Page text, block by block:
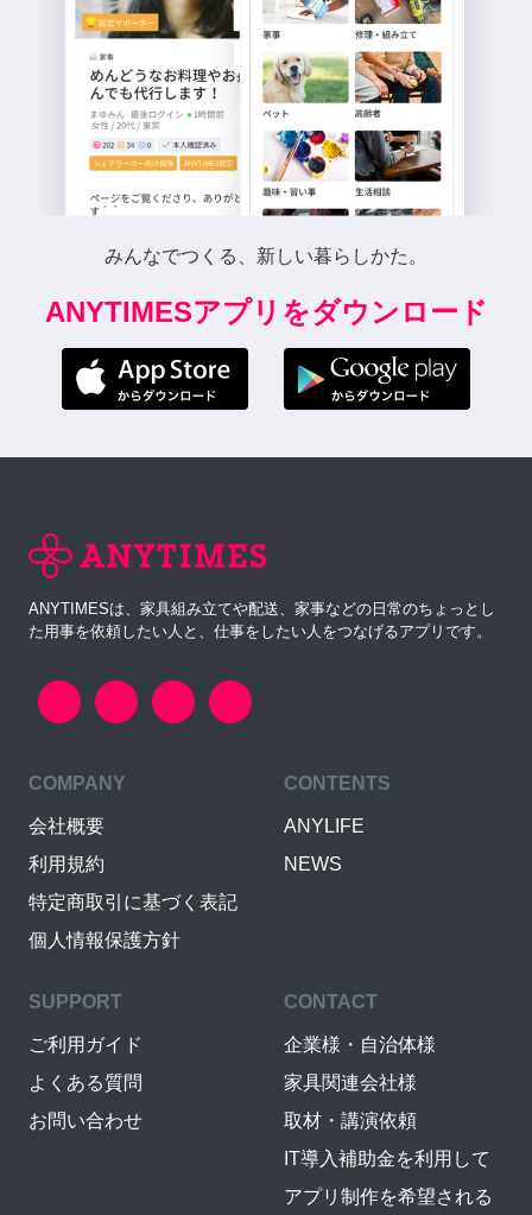
みんなでつくる、新しい暮らしかた。
ANYTIMESアプリをダウンロード
ANYTIMESは、家具組み立てや配送、家事などの日常のちょっとし
た用事を依頼したい人と、仕事をしたい人をつなげるアプリです。
COMPANY
会社概要
利用規約
特定商取引に基づく表記
個人情報保護方針
CONTENTS
ANYLIFE
NEWS
SUPPORT
ご利用ガイド
よくある質問
お問い合わせ
CONTACT
企業様・自治体様
家具関連会社様
取材・講演依頼
IT導入補助金を利用して
アプリ制作を希望される